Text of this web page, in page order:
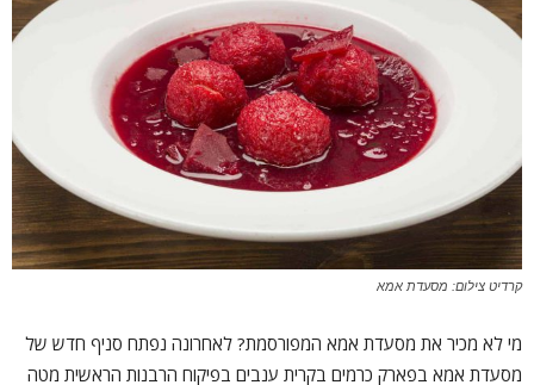
קרדיט צילום: מסעדת אמא
מי לא מכיר את מסעדת אמא המפורסמת? לאחרונה נפתח סניף חדש של
מסעדת אמא בפארק כרמים בקרית ענבים בפיקוח הרבנות הראשית מטה